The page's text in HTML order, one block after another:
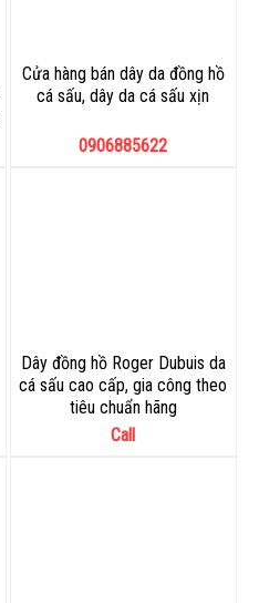
Cửa hàng bán dây da đồng hồ
cá sấu, dây da cá sấu xịn
0906885622
Dây đồng hồ Roger Dubuis da
cá sấu cao cấp, gia công theo
tiêu chuẩn hãng
Call